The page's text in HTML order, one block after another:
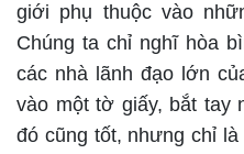
giới phụ thuộc vào
Chúng ta chỉ nghĩ hòa
các nhà lãnh đạo lớn
vào một tờ giấy, bắt tay
đó cũng tốt, nhưng chỉ